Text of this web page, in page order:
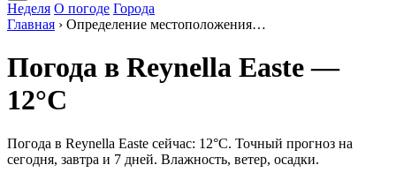
Неделя О погоде Города
Главная › Определение местоположения…
Погода в Reynella Eastе —
12°C
Погода в Reynella Eastе сейчас: 12°C. Точный прогноз на
сегодня, завтра и 7 дней. Влажность, ветер, осадки.